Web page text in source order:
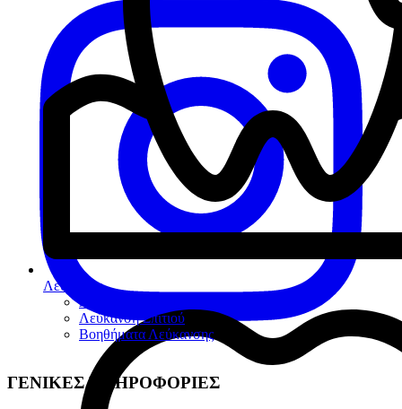
Λεύκανση
Λεύκανση Ιατρείου
Λεύκανση Σπιτιού
Βοηθήματα Λεύκανσης
ΓΕΝΙΚΕΣ ΠΛΗΡΟΦΟΡΙΕΣ